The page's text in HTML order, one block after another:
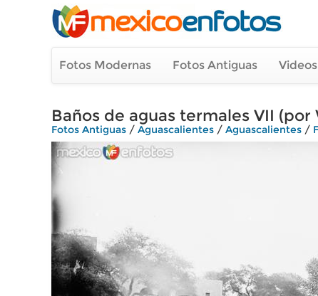
Fotos Modernas Fotos Antiguas
Baños de aguas termales VII
Fotos Antiguas / Aguascalientes / Aguascalientes /